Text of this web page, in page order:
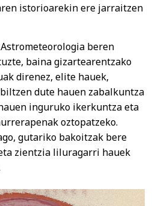
istorioarekin ere jarraitzen
beren
baina gizartearentzako
direnez, elite hauek,
dute hauen zabalkuntza
inguruko ikerkuntza eta
oztopatzeko.
gutariko bakoitzak bere
zientzia liluragarri hauek